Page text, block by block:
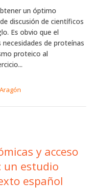
un óptimo
discusión de científicos
Es obvio que el
de proteínas
proteico al
y acceso
un estudio
español